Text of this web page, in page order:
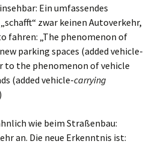
Ein umfassendes
zwar keinen Autoverkehr,
fahren: „The phenomenon of
parking spaces (added vehicle-
to the phenomenon of vehicle
(added vehicle-carrying
wie beim Straßenbau:
an. Die neue Erkenntnis ist: